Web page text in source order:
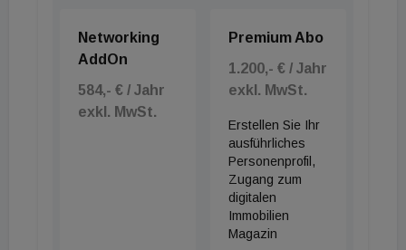
Networking
AddOn
584,- € / Jahr
exkl. MwSt.
Premium Abo
1.200,- € / Jahr
exkl. MwSt.
Erstellen Sie Ihr
ausführliches
Personenprofil,
Zugang zum
digitalen
Immobilien
Magazin